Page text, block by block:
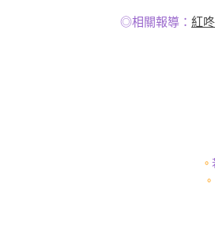
◎相關報導： 紅
。